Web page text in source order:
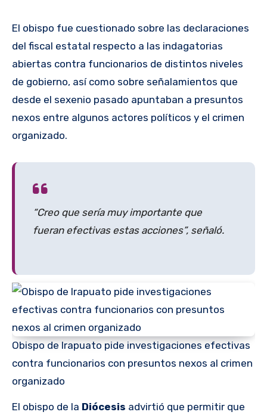
El obispo fue cuestionado sobre las declaraciones
del fiscal estatal respecto a las indagatorias
abiertas contra funcionarios de distintos niveles
de gobierno, así como sobre señalamientos que
desde el sexenio pasado apuntaban a presuntos
nexos entre algunos actores políticos y el crimen
organizado.
“Creo que sería muy importante que
fueran efectivas estas acciones”, señaló.
Obispo de Irapuato pide investigaciones efectivas
contra funcionarios con presuntos nexos al crimen
organizado
El obispo de la Diócesis advirtió que permitir que